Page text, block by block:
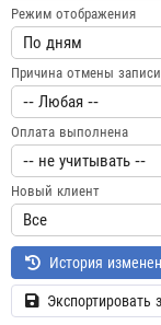
Режим отображения
По дням
Причина отмены записи
-- Любая --
Оплата выполнена
-- не учитывать --
Новый клиент
Все
История
Экспортировать